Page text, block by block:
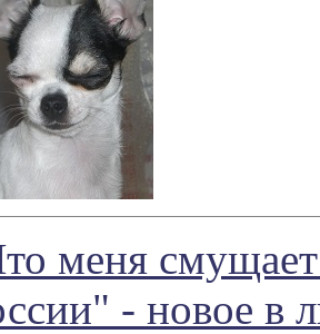
меня смущает
- новое в